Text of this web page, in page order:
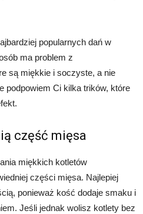
popularnych dań w
ma problem z
są miękkie i soczyste, a nie
podpowiem Ci kilka trików, które
część mięsa
miękkich kotletów
części mięsa. Najlepiej
ponieważ kość dodaje smaku i
Jeśli jednak wolisz kotlety bez